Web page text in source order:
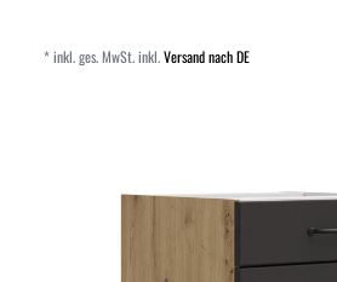
*inkl. ges. MwSt.inkl.Versand nach DE